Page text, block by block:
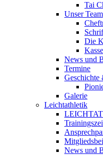
Tai
Unser Team
Die
News und
Termine
Geschichte
Galerie
Leichtathletik
News und